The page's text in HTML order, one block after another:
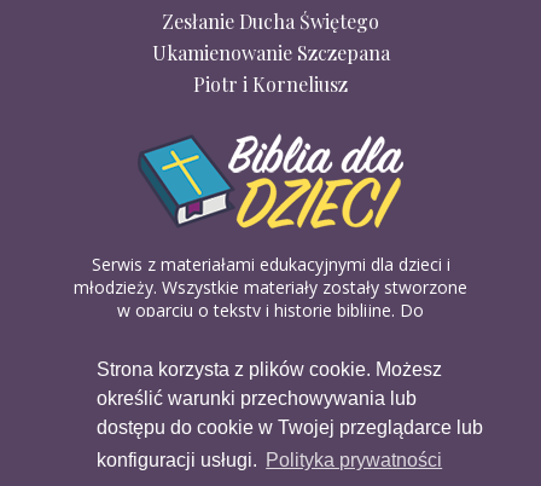
Strona korzysta z plików cookie. Możesz
określić warunki przechowywania lub
dostępu do cookie w Twojej przeglądarce lub
konfiguracji usługi. Polityka prywatności
Zesłanie Ducha Świętego
Ukamienowanie Szczepana
Piotr i Korneliusz
Serwis z materiałami edukacyjnymi dla dzieci i
młodzieży. Wszystkie materiały zostały stworzone
w oparciu o teksty i historie biblijne. Do
biblijnych. Można je pobierać, drukować i
udostępniać bez żadnych opłat. Materiałów
dostępnych na serwisie nie można wykorzystywać
w celach komercyjnych.